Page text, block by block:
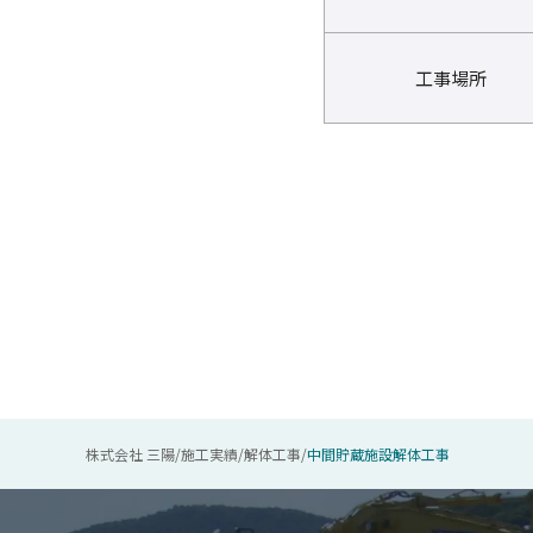
工事場所
株式会社 三陽/施工実績/解体工事/中間貯蔵施設解体工事